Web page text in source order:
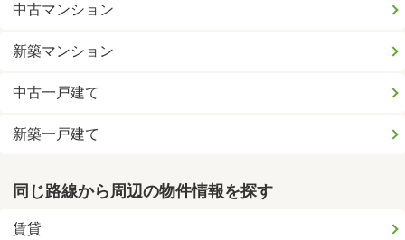
中古マンション
新築マンション
中古一戸建て
新築一戸建て
同じ路線から周辺の物件情報を探す
賃貸